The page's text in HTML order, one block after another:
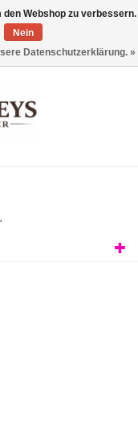
0 Artikel - €0,00
Webshop zu verbessern.
Nein
Datenschutzerklärung. »